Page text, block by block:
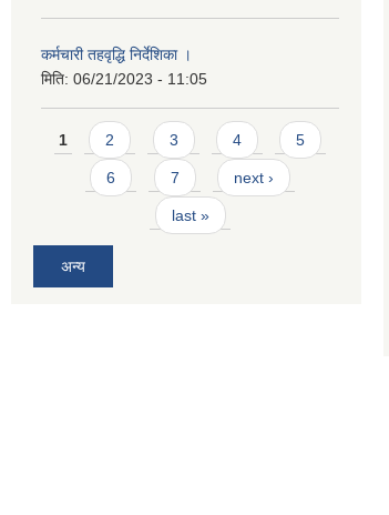
कर्मचारी तहवृद्धि निर्देशिका ।
मिति: 06/21/2023 - 11:05
Pages
1 2 3 4 5
6 7 next ›
last »
अन्य